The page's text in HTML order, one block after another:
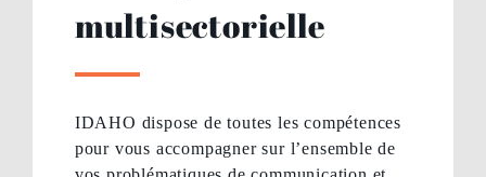
multisectorielle
IDAHO dispose de toutes les compétences
pour vous accompagner sur l’ensemble de